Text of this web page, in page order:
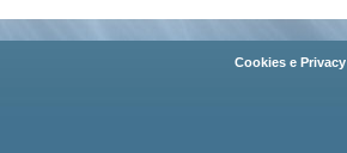
Cookies e Privacy